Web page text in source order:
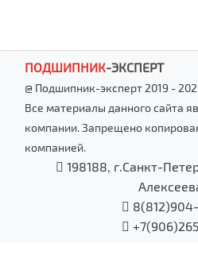
ПОДШИПНИК-ЭКСПЕРТ
@ Подшипник-эксперт 2019 -
Все материалы данного сайта
компании. Запрещено
компанией.
198188, г.Санкт-